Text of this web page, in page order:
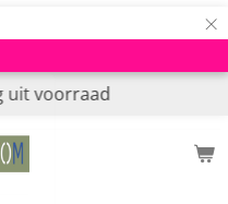
×
uit voorraad